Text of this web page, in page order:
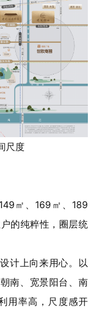
尺度
㎡、169㎡、189
的纯粹性，圈层统
上向来用心。以
南、宽景阳台、南
用率高，尺度感开